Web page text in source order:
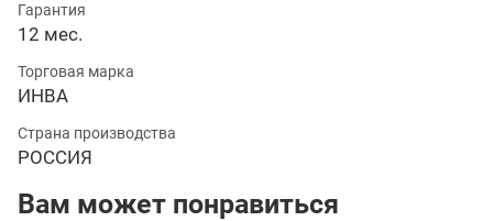
Гарантия
12 мес.
Торговая марка
ИНВА
Страна производства
РОССИЯ
Вам может понравиться